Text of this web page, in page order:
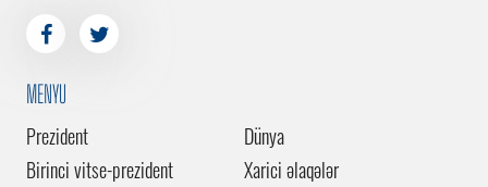
MENYU
Prezident
Birinci vitse-prezident
Dünya
Xarici əlaqələr